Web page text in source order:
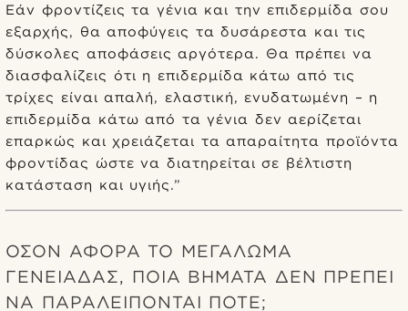
Εάν φροντίζεις τα γένια και την επιδερμίδα σου
εξαρχής, θα αποφύγεις τα δυσάρεστα και τις
δύσκολες αποφάσεις αργότερα. Θα πρέπει να
διασφαλίζεις ότι η επιδερμίδα κάτω από τις
τρίχες είναι απαλή, ελαστική, ενυδατωμένη – η
επιδερμίδα κάτω από τα γένια δεν αερίζεται
επαρκώς και χρειάζεται τα απαραίτητα προϊόντα
φροντίδας ώστε να διατηρείται σε βέλτιστη
κατάσταση και υγιής.”
ΌΣΟΝ ΑΦΟΡΆ ΤΟ ΜΕΓΆΛΩΜΑ
ΓΕΝΕΙΆΔΑΣ, ΠΟΙΑ ΒΉΜΑΤΑ ΔΕΝ ΠΡΈΠΕΙ
ΝΑ ΠΑΡΑΛΕΊΠΟΝΤΑΙ ΠΟΤΈ;